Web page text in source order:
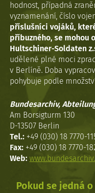
hodnost, případná
vyznamenání, číslo
příslušníci vojáků,
příbuzného, se mohou
Hultschiner-Soldaten
udělené plné moci
v Berlíně. Doba
pohybuje podle
Bundesarchiv,
Am Borsigturm 130
D-13507 Berlin
Tel.: +49 (030) 18 7770-
Fax: +49 (030) 18 7770-
Web:
Pokud se jedná